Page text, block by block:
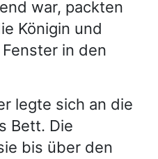
war, packten
Königin und
in den
legte sich an die
Bett. Die
bis über den